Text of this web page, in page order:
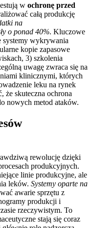
w ochronę przed
całą produkcję
na
o ponad 40%. Kluczowe
systemy wykrywania
kopie zapasowe
3) szkolenia
uwagę zwraca się na
klinicznymi, których
leku na rynek
że skuteczna ochrona
nowych metod ataków.
rewolucję dzięki
produkcyjnych.
linie produkcyjne, ale
leków. Systemy oparte na
awarie sprzętu z
produkcji i
rzeczywistym. To
stają się coraz